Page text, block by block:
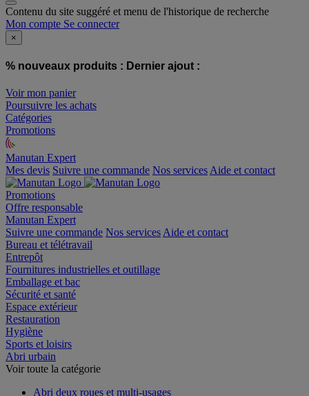
Contenu du site suggéré et menu de l'historique de recherche
Mon compte Se connecter
×
% nouveaux produits : Dernier ajout :
Voir mon panier
Poursuivre les achats
Catégories
Promotions
Manutan Expert
offre reconditionnée
Mes devis Suivre une commande Nos services
Promotions
Offre responsable
Manutan Expert
Suivre une commande
Bureau et télétravail
Entrepôt
Fournitures industrielles et outillage
Emballage et bac
Sécurité et santé
Espace extérieur
Restauration
Hygiène
Sports et loisirs
Abri urbain